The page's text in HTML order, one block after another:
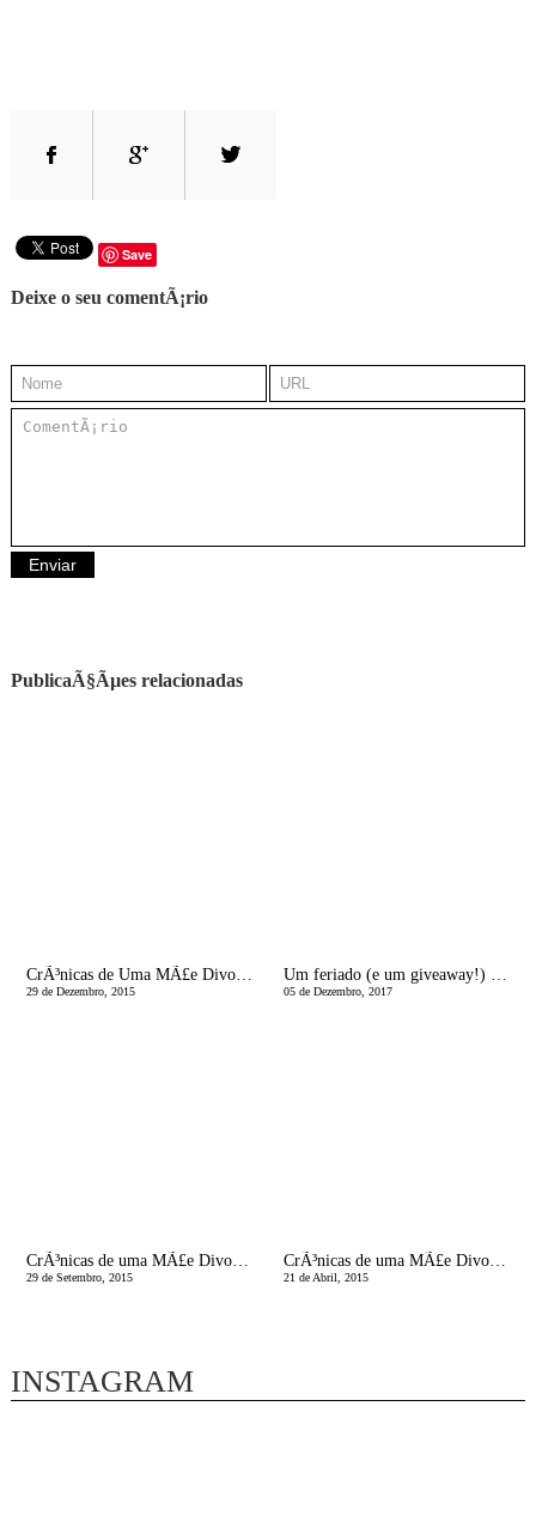
Save
Deixe o seu comentÃ¡rio
PublicaÃ§Ãµes relacionadas
CrÃ³nicas de Uma MÃ£e Divorciada | Eu nÃ£o preciso de vocÃªs filhos
29 de Dezembro, 2015
Um feriado (e um giveaway!) especial | Azul Alfazema
05 de Dezembro, 2017
CrÃ³nicas de uma MÃ£e Divorciada | Cabelos brancos
29 de Setembro, 2015
CrÃ³nicas de uma MÃ£e Divorciada | Dos fernicoques do primeiro para a essÃªncia do segundo!
21 de Abril, 2015
INSTAGRAM